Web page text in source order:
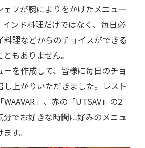
フが腕によりをかけたメニュー
インド料理だけではなく、毎日必
理などからのチョイスができる
もありません。
ーを作成して、皆様に毎日のチョ
し上がりいただきました。レスト
」、赤の「UTSAV」の2
分でお好きな時間に好みのメニュ
す。